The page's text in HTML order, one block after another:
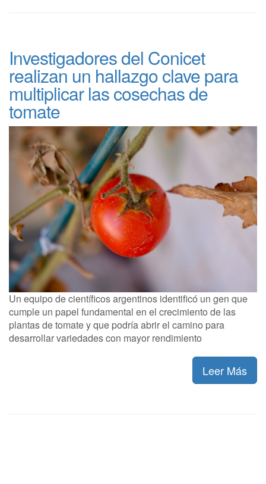
Investigadores del Conicet
realizan un hallazgo clave para
multiplicar las cosechas de
tomate
Un equipo de científicos argentinos identificó un gen que
cumple un papel fundamental en el crecimiento de las
plantas de tomate y que podría abrir el camino para
desarrollar variedades con mayor rendimiento
Leer Más